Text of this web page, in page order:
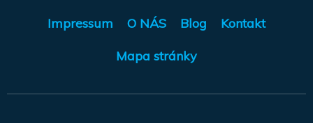
Impressum O NÁS Blog Kontakt
Mapa stránky